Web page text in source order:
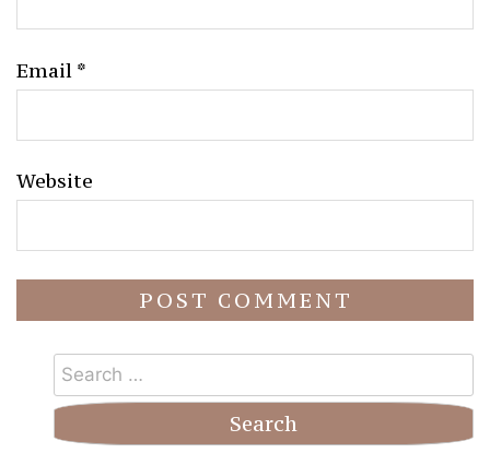
Email *
Website
Search
for: